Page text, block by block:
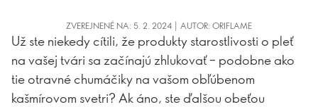
ZVEREJNENÉ NA: 5. 2. 2024 | AUTOR: ORIFLAME
Už ste niekedy cítili, že produkty starostlivosti o pleť
na vašej tvári sa začínajú zhlukovať – podobne ako
tie otravné chumáčiky na vašom obľúbenom
kašmírovom svetri? Ak áno, ste ďalšou obeťou